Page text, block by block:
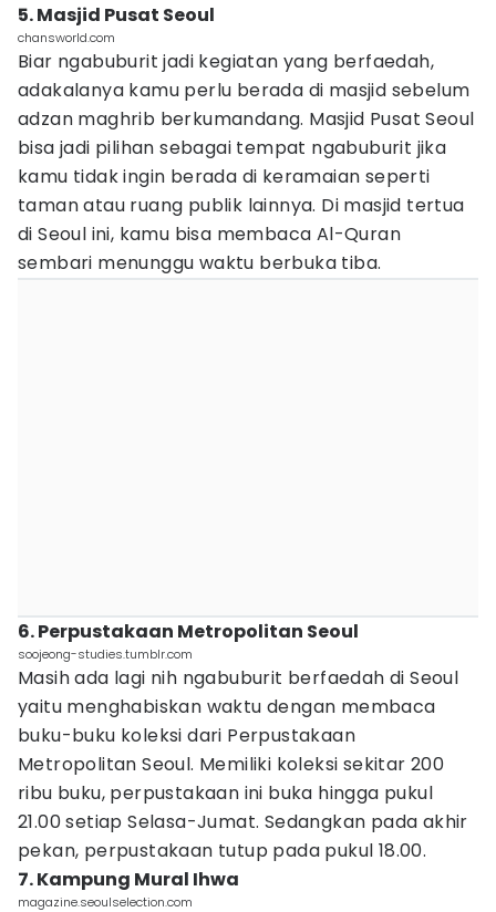
5. Masjid Pusat Seoul
chansworld.com
Biar ngabuburit jadi kegiatan yang berfaedah,
adakalanya kamu perlu berada di masjid sebelum
adzan maghrib berkumandang. Masjid Pusat Seoul
bisa jadi pilihan sebagai tempat ngabuburit jika
kamu tidak ingin berada di keramaian seperti
taman atau ruang publik lainnya. Di masjid tertua
di Seoul ini, kamu bisa membaca Al-Quran
sembari menunggu waktu berbuka tiba.
6. Perpustakaan Metropolitan Seoul
soojeong-studies.tumblr.com
Masih ada lagi nih ngabuburit berfaedah di Seoul
yaitu menghabiskan waktu dengan membaca
buku-buku koleksi dari Perpustakaan
Metropolitan Seoul. Memiliki koleksi sekitar 200
ribu buku, perpustakaan ini buka hingga pukul
21.00 setiap Selasa-Jumat. Sedangkan pada akhir
pekan, perpustakaan tutup pada pukul 18.00.
7. Kampung Mural Ihwa
magazine.seoulselection.com